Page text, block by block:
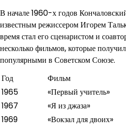
В начале 1960-х годов
известным режиссером Игорем
время стал его сценаристом и
несколько фильмов, которые
популярными в Советском Союзе.
Год
Фильм
1965
«Первый учитель»
1967
«Я из джаза»
1969
«Вокзал для двоих»